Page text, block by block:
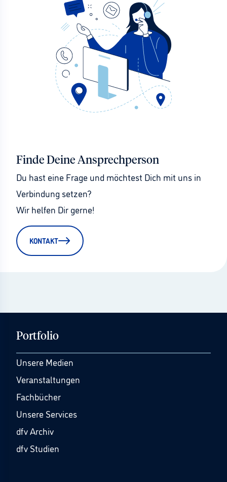
Finde Deine Ansprechperson
Du hast eine Frage und möchtest Dich mit uns in
Verbindung setzen?
Wir helfen Dir gerne!
KONTAKT
Portfolio
Unsere Medien
Veranstaltungen
Fachbücher
Unsere Services
dfv Archiv
dfv Studien